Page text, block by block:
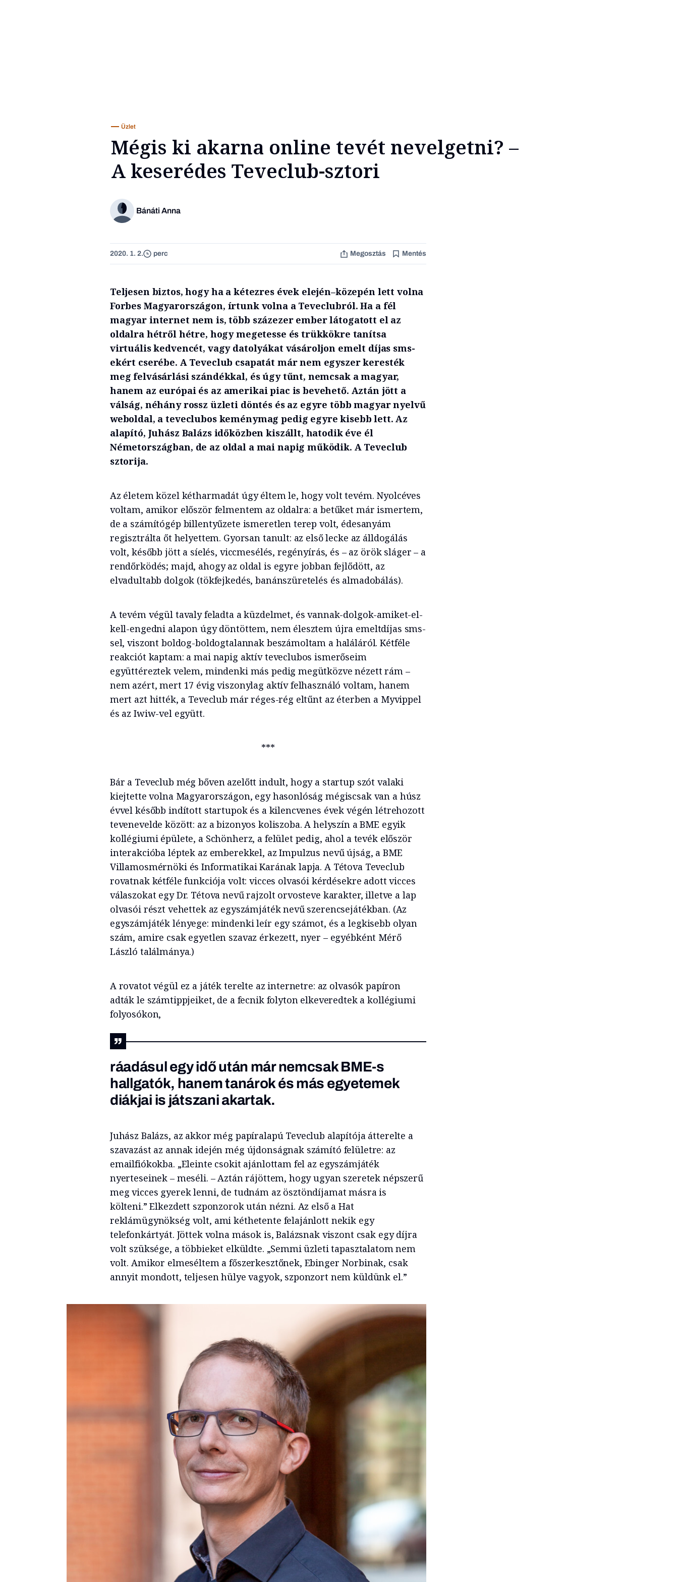
Üzlet
Mégis ki akarna online tevét nevelgetni? –
A keserédes Teveclub-sztori
Bánáti Anna
2020. 1. 2. perc Megosztás Mentés
Teljesen biztos, hogy ha a kétezres évek elején–közepén lett volna
Forbes Magyarországon, írtunk volna a Teveclubról. Ha a fél
magyar internet nem is, több százezer ember látogatott el az
oldalra hétről hétre, hogy megetesse és trükkökre tanítsa
virtuális kedvencét, vagy datolyákat vásároljon emelt díjas sms-
ekért cserébe. A Teveclub csapatát már nem egyszer keresték
meg felvásárlási szándékkal, és úgy tűnt, nemcsak a magyar,
hanem az európai és az amerikai piac is bevehető. Aztán jött a
válság, néhány rossz üzleti döntés és az egyre több magyar nyelvű
weboldal, a teveclubos keménymag pedig egyre kisebb lett. Az
alapító, Juhász Balázs időközben kiszállt, hatodik éve él
Németországban, de az oldal a mai napig működik. A Teveclub
sztorija.
Az életem közel kétharmadát úgy éltem le, hogy volt tevém. Nyolcéves
voltam, amikor először felmentem az oldalra: a betűket már ismertem,
de a számítógép billentyűzete ismeretlen terep volt, édesanyám
regisztrálta őt helyettem. Gyorsan tanult: az első lecke az álldogálás
volt, később jött a síelés, viccmesélés, regényírás, és – az örök sláger – a
rendőrködés; majd, ahogy az oldal is egyre jobban fejlődött, az
elvadultabb dolgok (tökfejkedés, banánszüretelés és almadobálás).
A tevém végül tavaly feladta a küzdelmet, és vannak-dolgok-amiket-el-
kell-engedni alapon úgy döntöttem, nem élesztem újra emeltdíjas sms-
sel, viszont boldog-boldogtalannak beszámoltam a haláláról. Kétféle
reakciót kaptam: a mai napig aktív teveclubos ismerőseim
együttéreztek velem, mindenki más pedig megütközve nézett rám –
nem azért, mert 17 évig viszonylag aktív felhasználó voltam, hanem
mert azt hitték, a Teveclub már réges-rég eltűnt az éterben a Myvippel
és az Iwiw-vel együtt.
***
Bár a Teveclub még bőven azelőtt indult, hogy a startup szót valaki
kiejtette volna Magyarországon, egy hasonlóság mégiscsak van a húsz
évvel később indított startupok és a kilencvenes évek végén létrehozott
tevenevelde között: az a bizonyos koliszoba. A helyszín a BME egyik
kollégiumi épülete, a Schönherz, a felület pedig, ahol a tevék először
interakcióba léptek az emberekkel, az Impulzus nevű újság, a BME
Villamosmérnöki és Informatikai Karának lapja. A Tétova Teveclub
rovatnak kétféle funkciója volt: vicces olvasói kérdésekre adott vicces
válaszokat egy Dr. Tétova nevű rajzolt orvosteve karakter, illetve a lap
olvasói részt vehettek az egyszámjáték nevű szerencsejátékban. (Az
egyszámjáték lényege: mindenki leír egy számot, és a legkisebb olyan
szám, amire csak egyetlen szavaz érkezett, nyer – egyébként Mérő
László találmánya.)
A rovatot végül ez a játék terelte az internetre: az olvasók papíron
adták le számtippjeiket, de a fecnik folyton elkeveredtek a kollégiumi
folyosókon,
ráadásul egy idő után már nemcsak BME-s
hallgatók, hanem tanárok és más egyetemek
diákjai is játszani akartak.
Juhász Balázs, az akkor még papíralapú Teveclub alapítója átterelte a
szavazást az annak idején még újdonságnak számító felületre: az
emailfiókokba. „Eleinte csokit ajánlottam fel az egyszámjáték
nyerteseinek – meséli. – Aztán rájöttem, hogy ugyan szeretek népszerű
meg vicces gyerek lenni, de tudnám az ösztöndíjamat másra is
költeni.” Elkezdett szponzorok után nézni. Az első a Hat
reklámügynökség volt, ami kéthetente felajánlott nekik egy
telefonkártyát. Jöttek volna mások is, Balázsnak viszont csak egy díjra
volt szüksége, a többieket elküldte. „Semmi üzleti tapasztalatom nem
volt. Amikor elmeséltem a főszerkesztőnek, Ebinger Norbinak, csak
annyit mondott, teljesen hülye vagyok, szponzort nem küldünk el.”